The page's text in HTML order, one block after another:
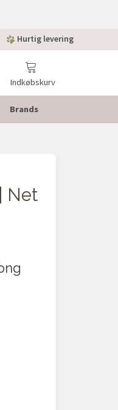
Hurtig levering
Indkøbskurv
Brands
Net